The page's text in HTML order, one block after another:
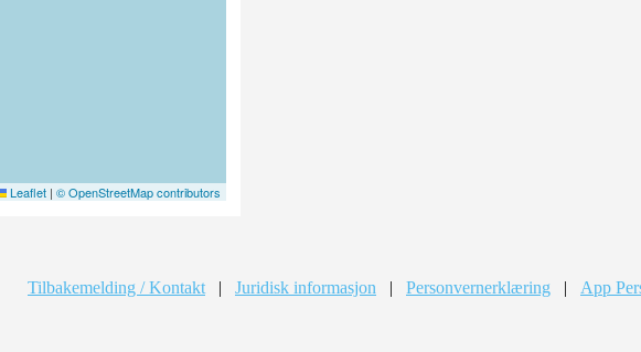
Leaflet | © OpenStreetMap contributors
Tilbakemelding / Kontakt | Juridisk informasjon | Personvernerklæring | App